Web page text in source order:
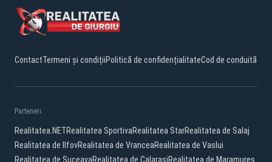
ContactTermeni și condițiiPolitică de confidențialitateCod de conduită
Parteneri:
Realitatea.NETRealitatea SportivaRealitatea StarRealitatea de Salaj
Realitatea de IlfovRealitatea de VranceaRealitatea de Vaslui
Realitatea de SuceavaRealitatea de CalarasiRealitatea de Maramures